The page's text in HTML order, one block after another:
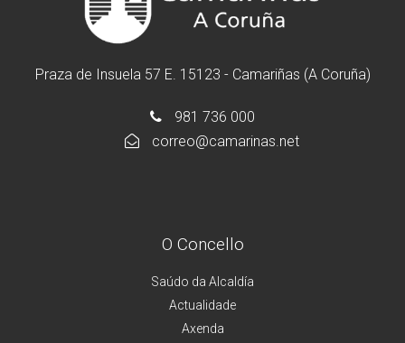
Praza de Insuela 57 E. 15123 - Camariñas (A Coruña)
981 736 000
correo@camarinas.net
O Concello
Saúdo da Alcaldía
Actualidade
Axenda